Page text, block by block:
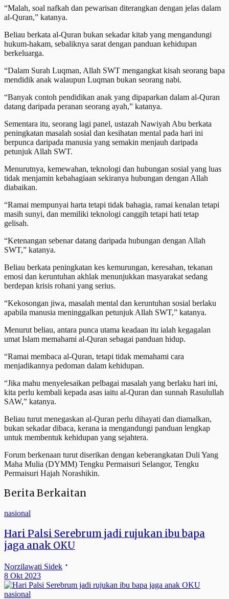
“Malah, soal nafkah dan pewarisan diterangkan dengan jelas dalam
al-Quran,” katanya.
Beliau berkata al-Quran bukan sekadar kitab yang mengandungi
hukum-hakam, sebaliknya sarat dengan panduan kehidupan
berkeluarga.
“Dalam Surah Luqman, Allah SWT mengangkat kisah seorang bapa
mendidik anak walaupun Luqman bukan seorang nabi.
“Banyak contoh pendidikan anak yang dipaparkan dalam al-Quran
datang daripada peranan seorang ayah,” katanya.
Sementara itu, seorang lagi panel, ustazah Nawiyah Abu berkata
peningkatan masalah sosial dan kesihatan mental pada hari ini
berpunca daripada manusia yang semakin menjauh daripada
petunjuk Allah SWT.
Menurutnya, kemewahan, teknologi dan hubungan sosial yang luas
tidak menjamin kebahagiaan sekiranya hubungan dengan Allah
diabaikan.
“Ramai mempunyai harta tetapi tidak bahagia, ramai kenalan tetapi
masih sunyi, dan memiliki teknologi canggih tetapi hati tetap
gelisah.
“Ketenangan sebenar datang daripada hubungan dengan Allah
SWT,” katanya.
Beliau berkata peningkatan kes kemurungan, keresahan, tekanan
emosi dan keruntuhan akhlak menunjukkan masyarakat sedang
berdepan krisis rohani yang serius.
“Kekosongan jiwa, masalah mental dan keruntuhan sosial berlaku
apabila manusia meninggalkan petunjuk Allah SWT,” katanya.
Menurut beliau, antara punca utama keadaan itu ialah kegagalan
umat Islam memahami al-Quran sebagai panduan hidup.
“Ramai membaca al-Quran, tetapi tidak memahami cara
menjadikannya pedoman dalam kehidupan.
“Jika mahu menyelesaikan pelbagai masalah yang berlaku hari ini,
kita perlu kembali kepada asas iaitu al-Quran dan sunnah Rasulullah
SAW,” katanya.
Beliau turut menegaskan al-Quran perlu dihayati dan diamalkan,
bukan sekadar dibaca, kerana ia mengandungi panduan lengkap
untuk membentuk kehidupan yang sejahtera.
Forum berkenaan turut diserikan dengan keberangkatan Duli Yang
Maha Mulia (DYMM) Tengku Permaisuri Selangor, Tengku
Permaisuri Hajah Norashikin.
Berita Berkaitan
nasional
Hari Palsi Serebrum jadi rujukan ibu bapa
jaga anak OKU
Norzilawati Sidek
8 Okt 2023
nasional